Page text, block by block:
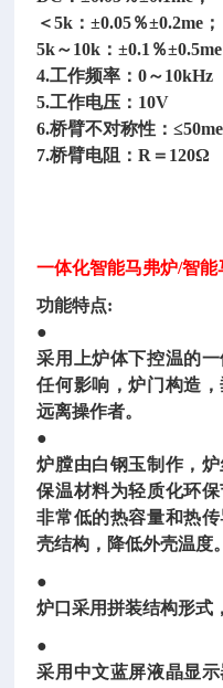
＜5k：±0.05％±0.2me；
5k～10k：±0.1％±0.5me
4.工作频率：0～10kHz
5.工作电压：10V
6.桥臂不对称性：≤50me
7.桥臂电阻：R＝120Ω
一体化智能马弗炉/智
功能特点:
●
采用上炉体下控温的
任何影响，炉门构造
远离操作者。
●
炉膛由白钢玉制作，
保温材料为轻质化环
非常低的热容量和热
壳结构，降低外壳温度。
●
炉口采用拼装结构形式
●
采用中文蓝屏液晶显